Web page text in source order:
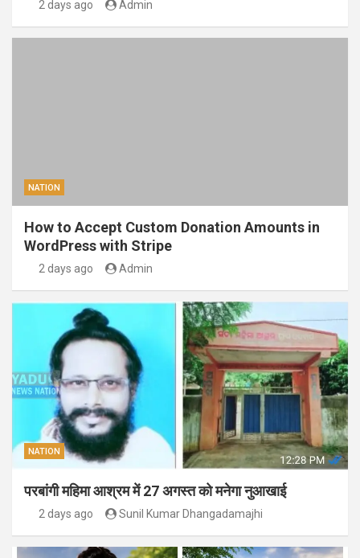
2 days ago Admin
NATION
How to Accept Custom Donation Amounts in
WordPress with Stripe
2 days ago Admin
NATION
परबांगी महिमा आश्रम में 27 अगस्त को मनेगा नुआखाई
2 days ago Sunil Kumar Dhangadamajhi